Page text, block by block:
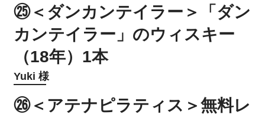
㉕＜ダンカンテイラー＞「ダン
カンテイラー」のウィスキー
（18年）1本
Yuki 様
㉖＜アテナピラティス＞無料レ